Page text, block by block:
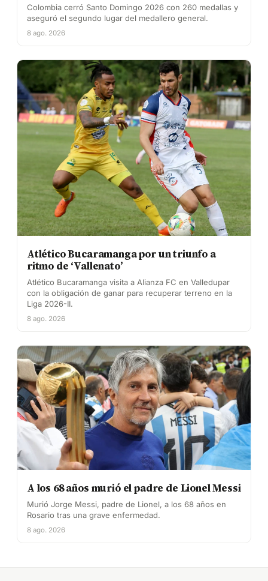
Colombia cerró Santo Domingo 2026 con 260 medallas y
aseguró el segundo lugar del medallero general.
8 ago. 2026
Atlético Bucaramanga por un triunfo a
ritmo de ‘Vallenato’
Atlético Bucaramanga visita a Alianza FC en Valledupar
con la obligación de ganar para recuperar terreno en la
Liga 2026-II.
8 ago. 2026
A los 68 años murió el padre de Lionel Messi
Murió Jorge Messi, padre de Lionel, a los 68 años en
Rosario tras una grave enfermedad.
8 ago. 2026